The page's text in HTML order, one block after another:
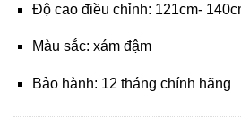
Độ cao điều chỉnh: 121cm-
Màu sắc: xám đậm
Bảo hành: 12 tháng chính hãng